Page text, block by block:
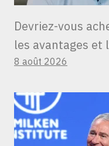
Devriez-vous
les avantages et
8 août 2026